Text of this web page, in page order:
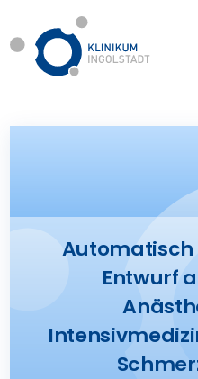
Inhalt
springen
Kliniken
Patienten & Besucher
Entwurf